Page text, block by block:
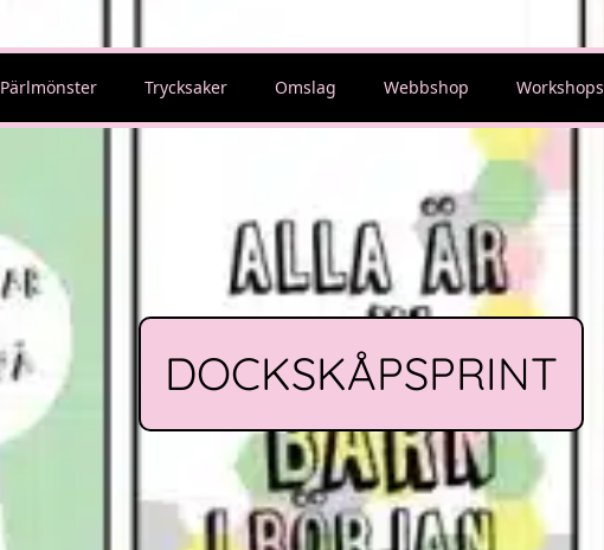
Pärlmönster Trycksaker Omslag Webbshop Workshops
DOCKSKÅPSPRINT